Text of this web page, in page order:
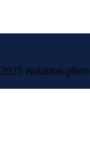
2025 isolation-